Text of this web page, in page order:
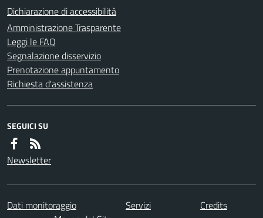
Dichiarazione di accessibilità
Amministrazione Trasparente
Leggi le FAQ
Segnalazione disservizio
Prenotazione appuntamento
Richiesta d'assistenza
SEGUICI SU
Newsletter
Dati monitoraggio Servizi
Credits